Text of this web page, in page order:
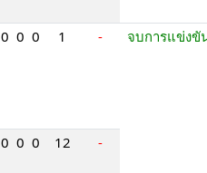
0 0 0 1 - จบการแข่ง
0 0 0 12 -